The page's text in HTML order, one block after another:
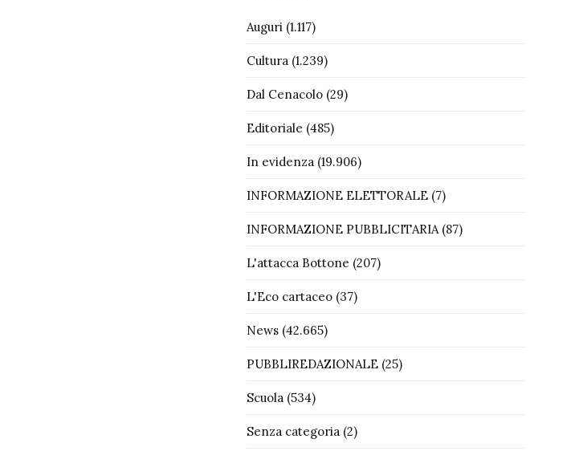
Auguri(1.117)
Cultura(1.239)
Dal Cenacolo(29)
Editoriale (485)
In evidenza(19.906)
INFORMAZIONE ELETTORALE(7)
INFORMAZIONE PUBBLICITARIA(87)
L'attacca Bottone (207)
L'Eco cartaceo(37)
News(42.665)
PUBBLIREDAZIONALE(25)
Scuola(534)
Senza categoria(2)